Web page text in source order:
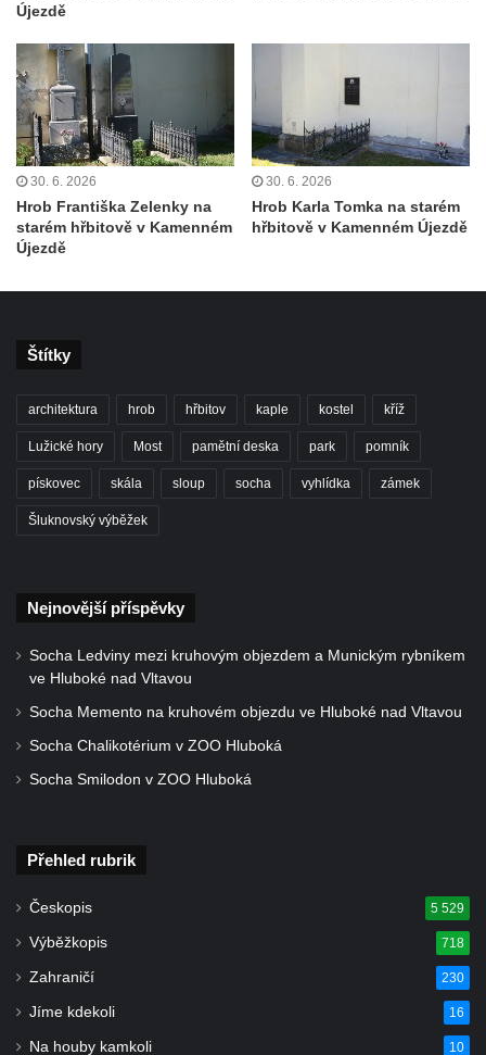
Kaple Matky Boží v Mikulášovicích
Kaple Andělů strážných (Fürleova kaple) v
Mikulášovicích
Balzerova kaple v Mikulášovicích
Kostel svatého Václava ve Šluknově
Kostel svatého Mikuláše v Třebušíně
Kostel svatého Havla v Kuřívodech
Kaple Krista v žaláři u kostela Nalezení
cestě na Křížovém vrchu ve Frýdlantu
Křížovém vrchu ve Frýdlantu
Kostel Jména Panny Marie v Sepekově
Kaple Stětí svatého Jana Křtitele v
Rumburku
Bývalá synagoga v Milevsku
Kostel svaté Kateřiny Alexandrijské v
Krásně
Újezdě
30. 6. 2026
Hrob Františka Zelenky na
starém hřbitově v Kamenném
Újezdě
30. 6. 2026
Hrob Karla Tomka na starém
hřbitově v Kamenném Újezdě
Štítky
architektura hrob hřbitov kaple kostel kříž
Lužické hory Most pamětní deska park pomník
pískovec skála sloup socha vyhlídka zámek
Šluknovský výběžek
Nejnovější příspěvky
Socha Ledviny mezi kruhovým objezdem a Munickým rybníkem
ve Hluboké nad Vltavou
Socha Memento na kruhovém objezdu ve Hluboké nad Vltavou
Socha Chalikotérium v ZOO Hluboká
Socha Smilodon v ZOO Hluboká
Přehled rubrik
Českopis 5 529
Výběžkopis 718
Zahraničí 230
Jíme kdekoli 16
Na houby kamkoli 10